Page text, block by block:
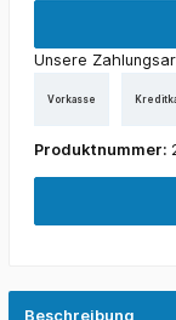
Unsere
Vorkasse
Produktnummer:
Beschreibung